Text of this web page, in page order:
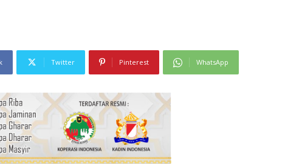
Twitter Pinterest WhatsApp